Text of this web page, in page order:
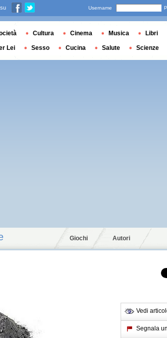
Giochi Autori
Vedi
Segnala
Username
Cultura Cinema Musica Libri
Lei Sesso Cucina Salute Scienze